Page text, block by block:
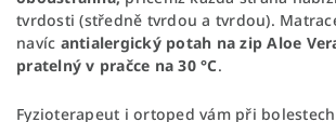
tvrdosti (středně tvrdou a tvrdou).
navíc antialergický potah na zip Aloe
pratelný v pračce na 30 °C.
Fyzioterapeut i ortoped vám při